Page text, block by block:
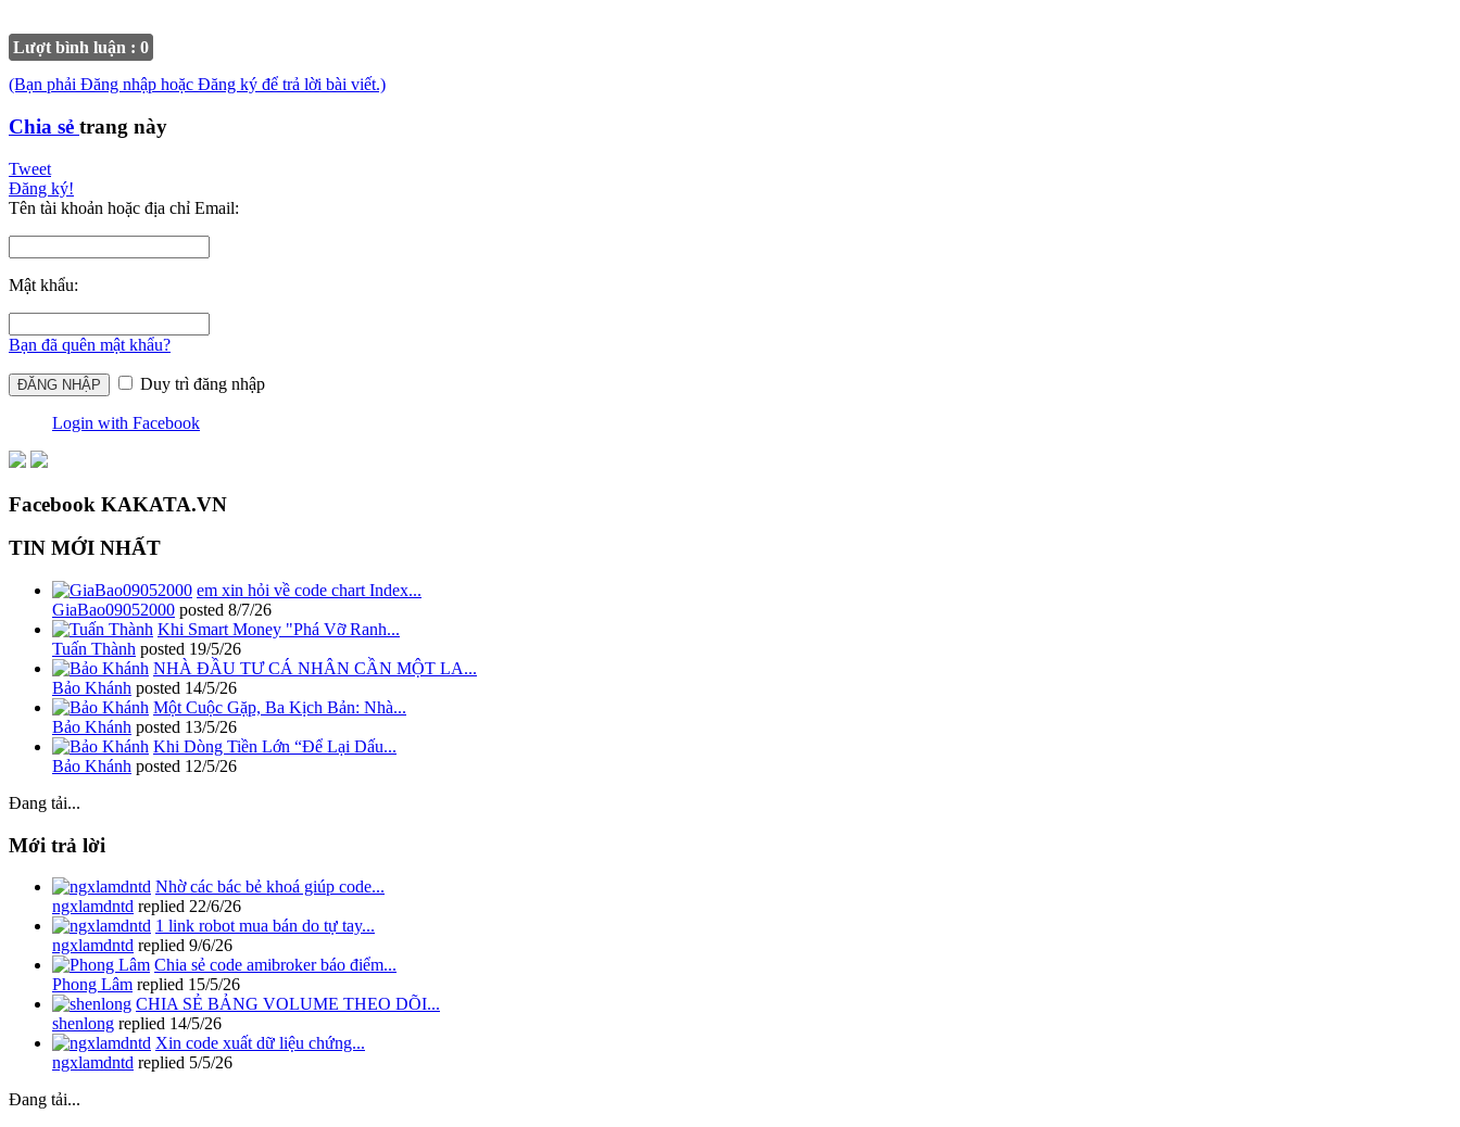
Lượt bình luận : 0
(Bạn phải Đăng nhập hoặc Đăng ký để trả lời bài viết.)
Chia sẻ trang này
Tweet
Đăng ký!
Tên tài khoản hoặc địa chỉ Email:
Mật khẩu:
Bạn đã quên mật khẩu?
Duy trì đăng nhập
Login with Facebook
Facebook KAKATA.VN
TIN MỚI NHẤT
em xin hỏi về code chart Index...
GiaBao09052000 posted 8/7/26
Khi Smart Money "Phá Vỡ Ranh...
Tuấn Thành posted 19/5/26
NHÀ ĐẦU TƯ CÁ NHÂN CẦN MỘT LA...
Bảo Khánh posted 14/5/26
Một Cuộc Gặp, Ba Kịch Bản: Nhà...
Bảo Khánh posted 13/5/26
Khi Dòng Tiền Lớn “Để Lại Dấu...
Bảo Khánh posted 12/5/26
Đang tải...
Mới trả lời
Nhờ các bác bẻ khoá giúp code...
ngxlamdntd replied 22/6/26
1 link robot mua bán do tự tay...
ngxlamdntd replied 9/6/26
Chia sẻ code amibroker báo điểm...
Phong Lâm replied 15/5/26
CHIA SẺ BẢNG VOLUME THEO DÕI...
shenlong replied 14/5/26
Xin code xuất dữ liệu chứng...
ngxlamdntd replied 5/5/26
Đang tải...